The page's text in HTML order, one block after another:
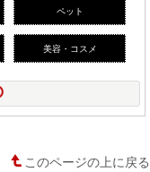
ペット
美容・コスメ
このページの上に戻る